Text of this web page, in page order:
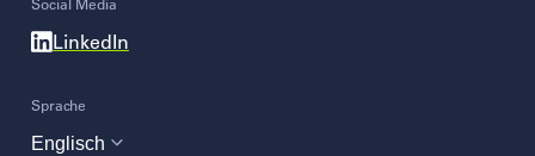
Social Media
LinkedIn
Sprache
Choose